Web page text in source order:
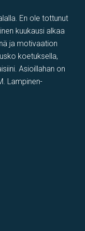
En ole tottunut
kuukausi alkaa
ja motivaation
koetuksella,
Asioillahan on
Lampinen-